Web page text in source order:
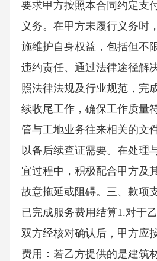
要求甲方按照本合同约定支
义务。在甲方未履行义务时
施维护自身权益，包括但不
违约责任、通过法律途径解
照法律法规及行业规范，完
续收尾工作，确保工作质量
管与工地业务往来相关的文
以备后续查证需要。在处理
宜过程中，积极配合甲方及
故意拖延或阻碍。三、款项
已完成服务费用结算1.对于
双方经核对确认后，甲方应
费用：若乙方提供的是建筑